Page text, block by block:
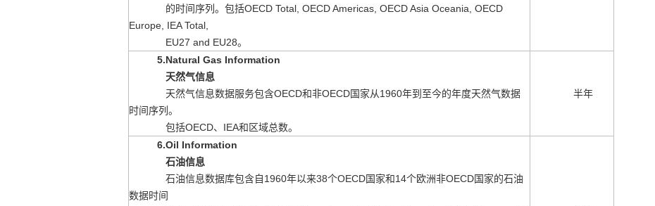
的时间序列。包括OECD Total, OECD Americas, OECD Asia Oceania, OECD
Europe, IEA Total,
EU27 and EU28。
5.Natural Gas Information
天然气信息
天然气信息数据服务包含OECD和非OECD国家从1960年到至今的年度天然气数据
时间序列。
包括OECD、IEA和区域总数。
半年
6.Oil Information
石油信息
石油信息数据库包含自1960年以来38个OECD国家和14个欧洲非OECD国家的石油
数据时间